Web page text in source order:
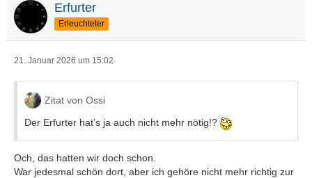
Erfurter
Erleuchteter
21. Januar 2026 um 15:02
Zitat von Ossi
Der Erfurter hat’s ja auch nicht mehr nötig!?
Och, das hatten wir doch schon.
War jedesmal schön dort, aber ich gehöre nicht mehr richtig zur